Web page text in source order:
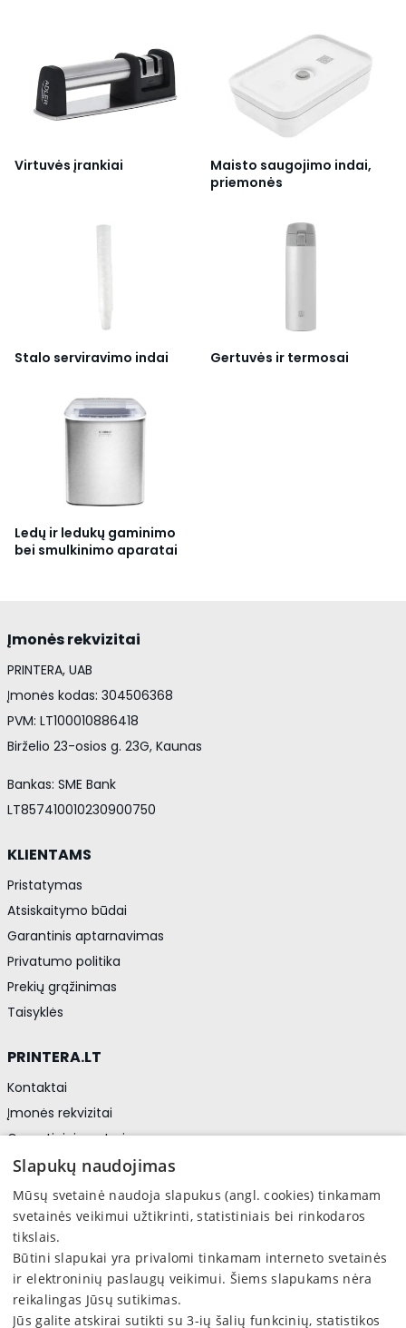
Virtuvės įrankiai
Maisto saugojimo indai,
priemonės
Stalo serviravimo indai Gertuvės ir termosai
Ledų ir ledukų gaminimo
bei smulkinimo aparatai
Įmonės rekvizitai
PRINTERA, UAB
Įmonės kodas: 304506368
PVM: LT100010886418
Birželio 23-osios g. 23G, Kaunas
Bankas: SME Bank
LT857410010230900750
KLIENTAMS
Pristatymas
Atsiskaitymo būdai
Garantinis aptarnavimas
Privatumo politika
Prekių grąžinimas
Taisyklės
PRINTERA.LT
Kontaktai
Įmonės rekvizitai
Garantiniai centrai
Privatumo politika
Asmens duomenų apsauga
Sekite mus
Facebook
Slapukų naudojimas
Mūsų svetainė naudoja slapukus (angl. cookies) tinkamam
svetainės veikimui užtikrinti, statistiniais bei rinkodaros
tikslais.
Būtini slapukai yra privalomi tinkamam interneto svetainės
ir elektroninių paslaugų veikimui. Šiems slapukams nėra
reikalingas Jūsų sutikimas.
Jūs galite atskirai sutikti su 3-ių šalių funkcinių, statistikos